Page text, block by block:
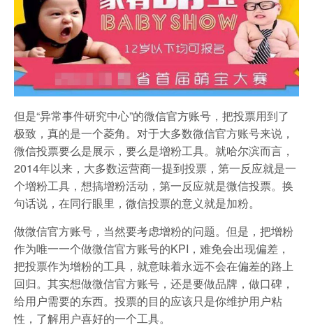
但是“异常事件研究中心”的微信官方账号，把投票用到了
极致，真的是一个菱角。对于大多数微信官方账号来说，
微信投票要么是展示，要么是增粉工具。就哈尔滨而言，
2014年以来，大多数运营商一提到投票，第一反应就是一
个增粉工具，想搞增粉活动，第一反应就是微信投票。换
句话说，在同行眼里，微信投票的意义就是加粉。
做微信官方账号，当然要考虑增粉的问题。但是，把增粉
作为唯一一个做微信官方账号的KPI，难免会出现偏差，
把投票作为增粉的工具，就意味着永远不会在偏差的路上
回归。其实想做微信官方账号，还是要做品牌，做口碑，
给用户需要的东西。投票的目的应该只是你维护用户粘
性，了解用户喜好的一个工具。